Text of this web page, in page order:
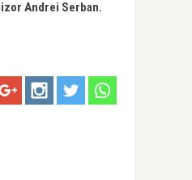
Andrei Serban.